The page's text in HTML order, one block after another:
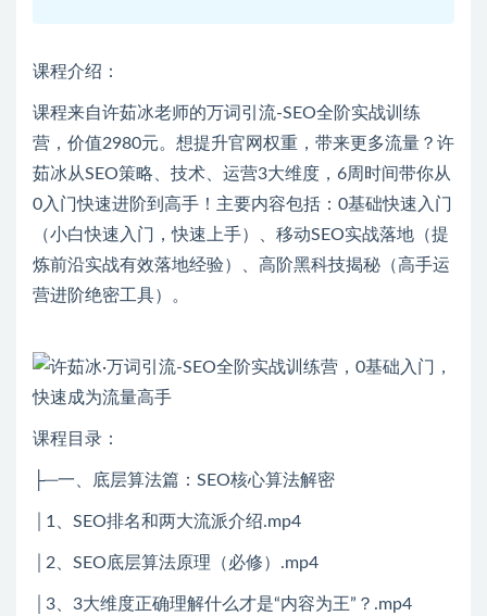
课程介绍：
课程来自许茹冰老师的万词引流-SEO全阶实战训练
营，价值2980元。想提升官网权重，带来更多流量？许
茹冰从SEO策略、技术、运营3大维度，6周时间带你从
0入门快速进阶到高手！主要内容包括：0基础快速入门
（小白快速入门，快速上手）、移动SEO实战落地（提
炼前沿实战有效落地经验）、高阶黑科技揭秘（高手运
营进阶绝密工具）。
课程目录：
├─一、底层算法篇：SEO核心算法解密
│1、SEO排名和两大流派介绍.mp4
│2、SEO底层算法原理（必修）.mp4
│3、3大维度正确理解什么才是“内容为王”？.mp4